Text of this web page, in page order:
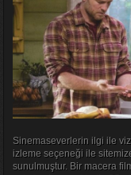
Sinemaseverlerin ilgi ile
izleme seçeneği ile
sunulmuştur. Bir macera